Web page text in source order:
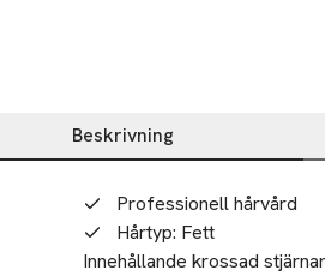
Beskrivning
Beskrivning
Professionell hårvård
Hårtyp: Fett
Innehållande krossad